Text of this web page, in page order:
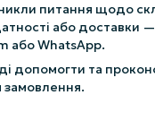
питання щодо
або доставки —
або WhatsApp.
допомогти та